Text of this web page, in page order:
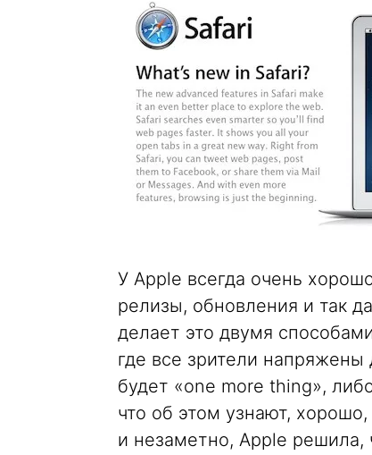
У Apple всегда очень
релизы, обновления и так
делает это двумя
где все зрители
будет «one more thing»,
что об этом узнают,
и незаметно, Apple решила,